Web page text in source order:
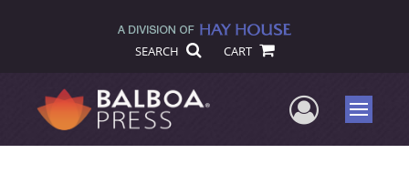
SEARCH CART
UserMenu